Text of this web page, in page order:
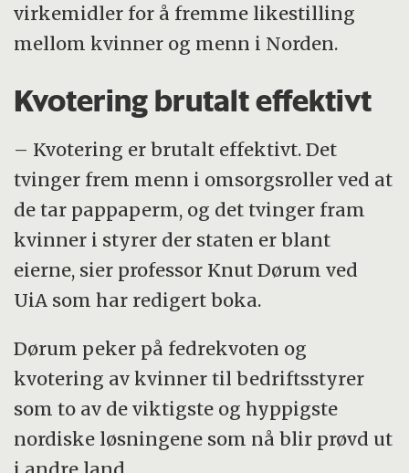
virkemidler for å fremme likestilling
mellom kvinner og menn i Norden.
Kvotering brutalt effektivt
– Kvotering er brutalt effektivt. Det
tvinger frem menn i omsorgsroller ved at
de tar pappaperm, og det tvinger fram
kvinner i styrer der staten er blant
eierne, sier professor Knut Dørum ved
UiA som har redigert boka.
Dørum peker på fedrekvoten og
kvotering av kvinner til bedriftsstyrer
som to av de viktigste og hyppigste
nordiske løsningene som nå blir prøvd ut